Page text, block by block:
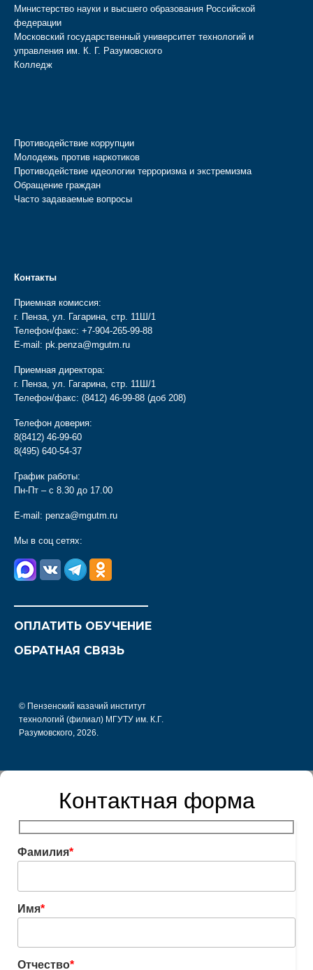
Министерство науки и высшего образования Российской
федерации
Московский государственный университет технологий и
управления им. К. Г. Разумовского
Колледж
Противодействие коррупции
Молодежь против наркотиков
Противодействие идеологии терроризма и экстремизма
Обращение граждан
Часто задаваемые вопросы
Контакты
Приемная комиссия:
г. Пенза, ул. Гагарина, стр. 11Ш/1
Телефон/факс: +7-904-265-99-88
E-mail: pk.penza@mgutm.ru
Приемная директора:
г. Пенза, ул. Гагарина, стр. 11Ш/1
Телефон/факс: (8412) 46-99-88 (доб 208)
Телефон доверия:
8(8412) 46-99-60
8(495) 640-54-37
График работы:
Пн-Пт – с 8.30 до 17.00
E-mail: penza@mgutm.ru
Мы в соц сетях:
ОПЛАТИТЬ ОБУЧЕНИЕ
ОБРАТНАЯ СВЯЗЬ
© Пензенский казачий институт
технологий (филиал) МГУТУ им. К.Г.
Разумовского, 2026.
Контактная форма
Фамилия*
Имя*
Отчество*